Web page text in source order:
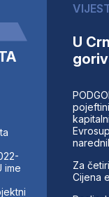
IZ
ime
U
Za
Cijena